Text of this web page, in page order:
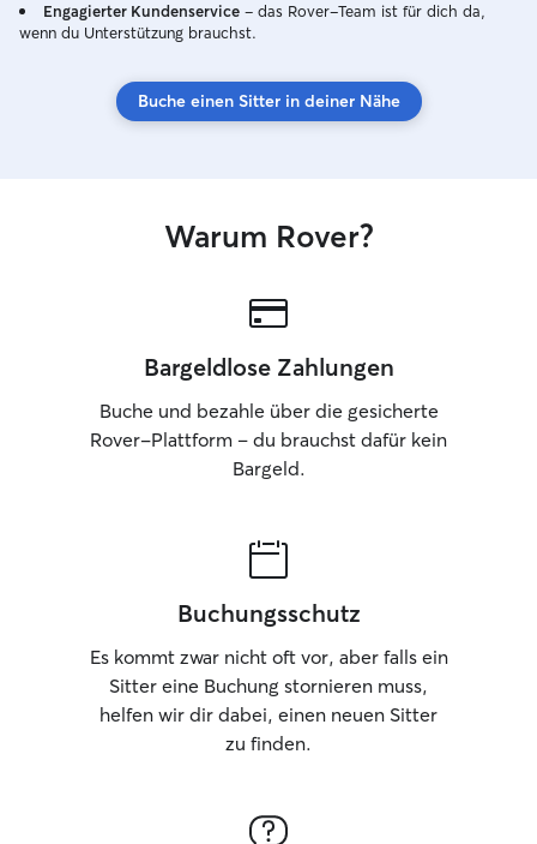
meine
zuverlässig und
Aufmerksamkeit
sorgen! Wenn eine Versorgung bei mir
sich Ihr Tier
individuellen
Wohlfühlen
immer an erster
Engagierter Kundenservice – das Rover-Team ist für dich da,
wenn du Unterstützung brauchst.
Buche einen Sitter in deiner Nähe
Warum Rover?
Bargeldlose Zahlungen
Buche und bezahle über die gesicherte
Rover-Plattform – du brauchst dafür kein
Bargeld.
Buchungsschutz
Es kommt zwar nicht oft vor, aber falls ein
Sitter eine Buchung stornieren muss,
helfen wir dir dabei, einen neuen Sitter
zu finden.